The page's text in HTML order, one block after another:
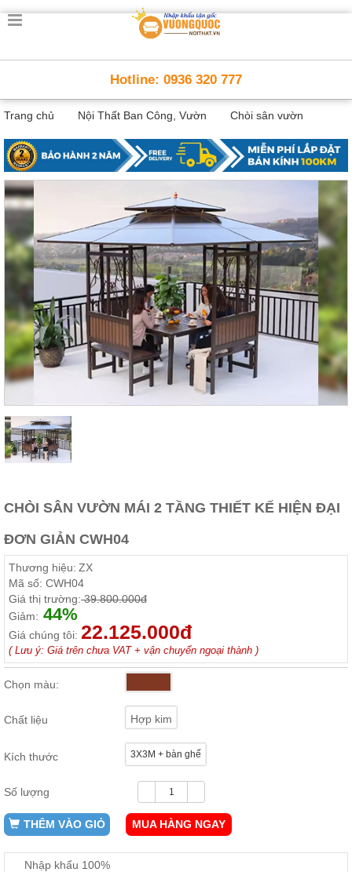
Trang
Thông
Minh
thất
thông
minh
Nội
Trẻ
Em
Giường
học, tủ
sách
Nội
Thất
Phòng
tủ
rượu,
Bàn
trà...
Thất
Ngủ
Giường
ngủ, tủ
áo, bàn
điểm
Nội
Thất
Phòng
Ăn
ghế
bếp
Nội
Ban
Vườn
Hotline: 0936 320 777
Trang chủ Nội Thất Ban Công, Vườn Chòi sân vườn
CHÒI SÂN VƯỜN MÁI 2 TẦNG THIẾT KẾ HIỆN ĐẠI
ĐƠN GIẢN CWH04
Thương hiệu: ZX
Mã số: CWH04
Giá thị trường:39.800.000đ
Giảm: 44%
Giá chúng tôi: 22.125.000đ
( Lưu ý: Giá trên chưa VAT + vận chuyển ngoại thành )
Chọn màu:
Chất liệu Hợp kim
Kích thước 3X3M + bàn ghế
Số lượng
THÊM VÀO GIỎ MUA HÀNG NGAY
Nhập khẩu 100%